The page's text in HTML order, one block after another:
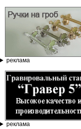
реклама
реклама
8.800.77-53-440,